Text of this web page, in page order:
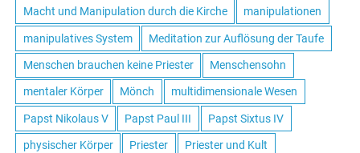
Macht und Manipulation durch die Kirche manipulationen
manipulatives System Meditation zur Auflösung der Taufe
Menschen brauchen keine Priester Menschensohn
mentaler Körper Mönch multidimensionale Wesen
Papst Nikolaus V Papst Paul III Papst Sixtus IV
physischer Körper Priester Priester und Kult